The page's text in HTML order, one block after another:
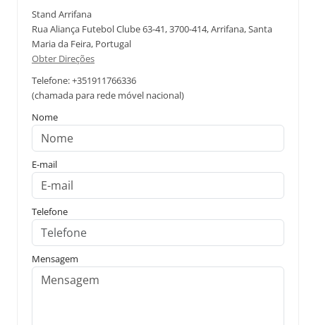
Stand Arrifana
Rua Aliança Futebol Clube 63-41, 3700-414, Arrifana, Santa
Maria da Feira, Portugal
Obter Direções
Telefone: +351911766336
(chamada para rede móvel nacional)
Nome
E-mail
Telefone
Mensagem